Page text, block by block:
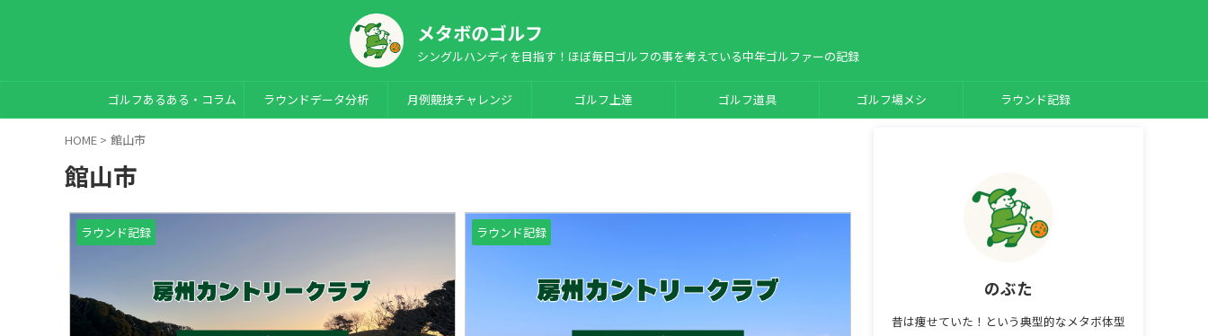
メタボのゴルフ
シングルハンディを目指す！ほぼ毎日ゴルフの事を考えている中年ゴルファーの記録
ゴルフあるある・コラム ラウンドデータ分析 月例競技チャレンジ ゴルフ上達 ゴルフ道具 ゴルフ場メシ ラウンド記録
HOME > 館山市
館山市
ラウンド記録 ラウンド記録
のぶた
昔は痩せていた！という典型的なメタボ体型